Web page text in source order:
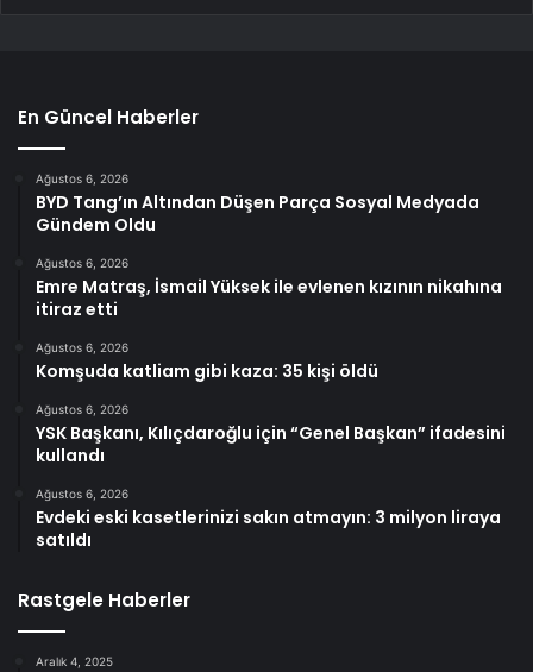
En Güncel Haberler
Ağustos 6, 2026
BYD Tang’ın Altından Düşen Parça Sosyal Medyada
Gündem Oldu
Ağustos 6, 2026
Emre Matraş, İsmail Yüksek ile evlenen kızının nikahına
itiraz etti
Ağustos 6, 2026
Komşuda katliam gibi kaza: 35 kişi öldü
Ağustos 6, 2026
YSK Başkanı, Kılıçdaroğlu için “Genel Başkan” ifadesini
kullandı
Ağustos 6, 2026
Evdeki eski kasetlerinizi sakın atmayın: 3 milyon liraya
satıldı
Rastgele Haberler
Aralık 4, 2025